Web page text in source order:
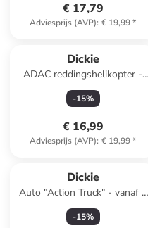
€ 17,79
Adviesprijs (AVP): € 19,99*
Dickie
ADAC reddingshelikopter -
vanaf 3 jaar
-15%
€ 16,99
Adviesprijs (AVP): € 19,99*
Dickie
Auto "Action Truck" - vanaf 3
jaar
-15%